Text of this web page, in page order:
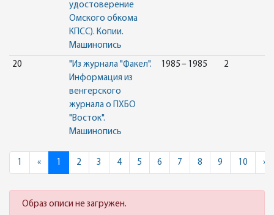
удостоверение
Омского обкома
КПСС). Копии.
Машинопись
20
"Из журнала "Факел".
Информация из
венгерского
журнала о ПХБО
"Восток".
Машинопись
1985 – 1985 2
1 «Previous
1 2 3 4 5 6 7 8 9 10 »
Образ описи не загружен.